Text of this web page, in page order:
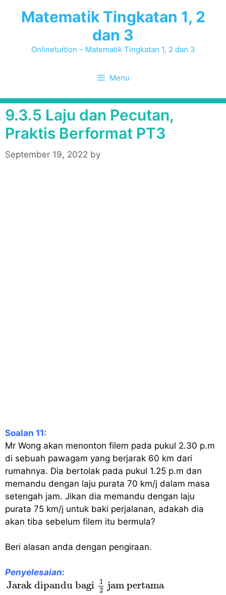
Matematik Tingkatan 1, 2
dan 3
Onlinetuition – Matematik Tingkatan 1, 2 dan 3
Menu
9.3.5 Laju dan Pecutan,
Praktis Berformat PT3
September 19, 2022 by
Soalan 11:
Mr Wong akan menonton filem pada pukul 2.30 p.m
di sebuah pawagam yang berjarak 60 km dari
rumahnya. Dia bertolak pada pukul 1.25 p.m dan
memandu dengan laju purata 70 km/j dalam masa
setengah jam. Jikan dia memandu dengan laju
purata 75 km/j untuk baki perjalanan, adakah dia
akan tiba sebelum filem itu bermula?
Beri alasan anda dengan pengiraan.
Penyelesaian:
Jarak dipandu bagi
1
2
jam pertama
Jarak dipandu bagi 2 jam pertama